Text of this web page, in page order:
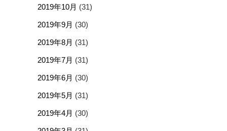
2019年10月 (31)
2019年9月 (30)
2019年8月 (31)
2019年7月 (31)
2019年6月 (30)
2019年5月 (31)
2019年4月 (30)